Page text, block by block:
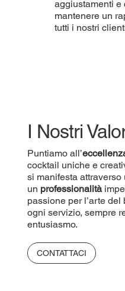
I Nostri
Puntiamo all’
cocktail uniche e
si manifesta attraverso
un professionalità
passione per l’arte
ogni servizio, sempre
entusiasmo.
CONTATTACI
aggiustamenti e
mantenere un
tutti i nostri